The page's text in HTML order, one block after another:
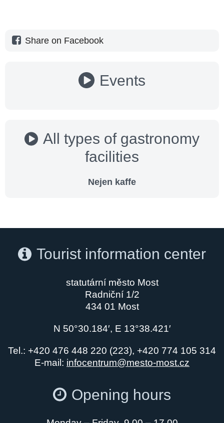
Share on Facebook
Events
All types of gastronomy
facilities
Nejen kaffe
Tourist information center
statutární město Most
Radniční 1/2
434 01 Most
N 50°30.184′, E 13°38.421′
Tel.: +420 476 448 220 (223), +420 774 105 314
E-mail: infocentrum@mesto-most.cz
Opening hours